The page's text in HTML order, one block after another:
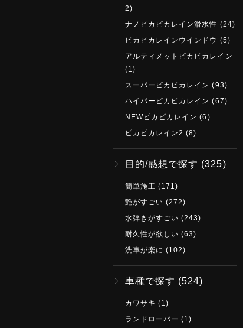
2)
ナノピカピカレイン滑水性 (24)
ピカピカレインウインドウ (5)
アルティメットピカピカレイン
(1)
スーパーピカピカレイン (93)
ハイパーピカピカレイン (67)
NEWピカピカレイン (6)
ピカピカレイン2 (8)
目的/感想で探す (325)
簡単施工 (171)
艶がすごい (272)
水弾きがすごい (243)
耐久性が欲しい (63)
洗車が楽に (102)
車種で探す (524)
カワサキ (1)
ランドローバー (1)